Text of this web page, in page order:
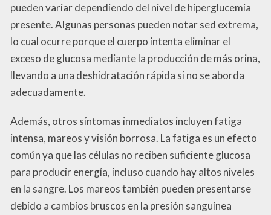
pueden variar dependiendo del nivel de hiperglucemia
presente. Algunas personas pueden notar sed extrema,
lo cual ocurre porque el cuerpo intenta eliminar el
exceso de glucosa mediante la producción de más orina,
llevando a una deshidratación rápida si no se aborda
adecuadamente.
Además, otros síntomas inmediatos incluyen fatiga
intensa, mareos y visión borrosa. La fatiga es un efecto
común ya que las células no reciben suficiente glucosa
para producir energía, incluso cuando hay altos niveles
en la sangre. Los mareos también pueden presentarse
debido a cambios bruscos en la presión sanguínea